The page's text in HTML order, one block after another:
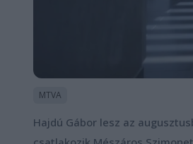
MTVA
Hajdú Gábor lesz az